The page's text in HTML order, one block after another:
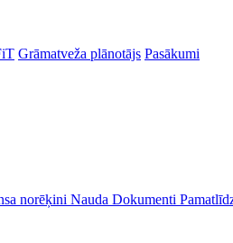
Grāmatveža plānotājs Pasākumi
norēķini Nauda Dokumenti